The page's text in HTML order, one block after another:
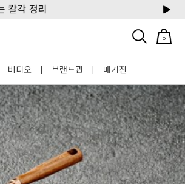
0
비디오 | 브랜드관 | 매거진